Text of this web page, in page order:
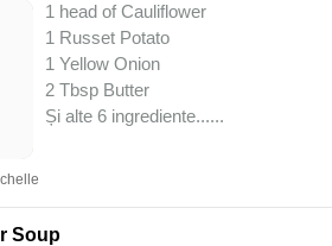
1 head of Cauliflower
1 Russet Potato
1 Yellow Onion
2 Tbsp Butter
Și alte 6 ingrediente......
Soup